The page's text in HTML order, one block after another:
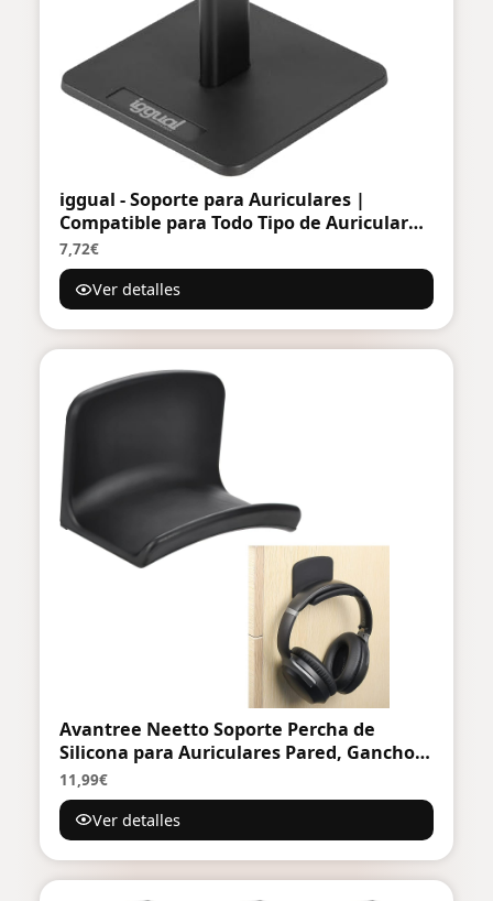
iggual - Soporte para Auriculares |
Compatible para Todo Tipo de Auriculares
- Color Negro - Medidas 22 x 9,5 x 9,5 cm
7,72€
Ver detalles
Avantree Neetto Soporte Percha de
Silicona para Auriculares Pared, Gancho
Sujeta Colgador Auricular Debajo
Escritorio Mesa, Universal Adhesivo Stand
for PC, Gaming Headphones, Cables -
HS907
11,99€
Ver detalles